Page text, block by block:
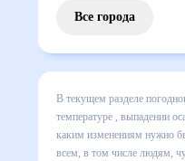
Все города
В текущем разделе
включает все
динамике и даст
спланировать 30